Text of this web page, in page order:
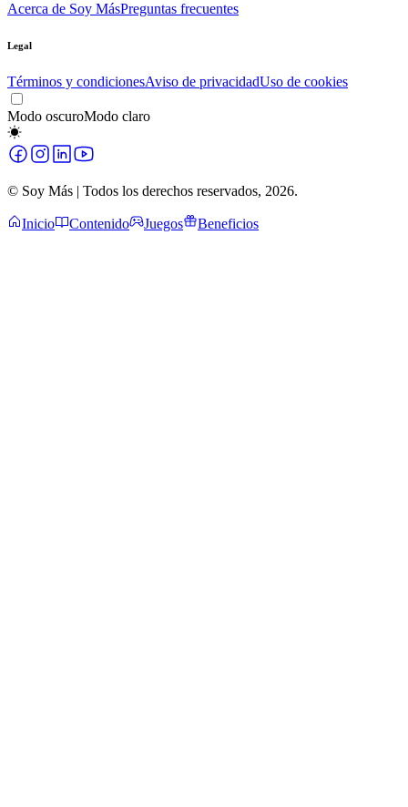
Acerca de Soy MásPreguntas frecuentes
Legal
Términos y condicionesAviso de privacidadUso de cookies
Modo oscuroModo claro
© Soy Más | Todos los derechos reservados, 2026.
Inicio Contenido Juegos Beneficios